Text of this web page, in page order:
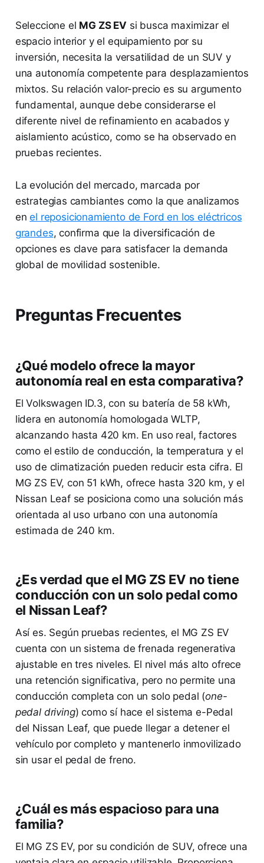
Seleccione el MG ZS EV si busca maximizar el
espacio interior y el equipamiento por su
inversión, necesita la versatilidad de un SUV y
una autonomía competente para desplazamientos
mixtos. Su relación valor-precio es su argumento
fundamental, aunque debe considerarse el
diferente nivel de refinamiento en acabados y
aislamiento acústico, como se ha observado en
pruebas recientes.
La evolución del mercado, marcada por
estrategias cambiantes como la que analizamos
enel reposicionamiento de Ford en los eléctricos
grandes, confirma que la diversificación de
opciones es clave para satisfacer la demanda
global de movilidad sostenible.
Preguntas Frecuentes
¿Qué modelo ofrece la mayor
autonomía real en esta comparativa?
El Volkswagen ID.3, con su batería de 58 kWh,
lidera en autonomía homologada WLTP,
alcanzando hasta 420 km. En uso real, factores
como el estilo de conducción, la temperatura y el
uso de climatización pueden reducir esta cifra. El
MG ZS EV, con 51 kWh, ofrece hasta 320 km, y el
Nissan Leaf se posiciona como una solución más
orientada al uso urbano con una autonomía
estimada de 240 km.
¿Es verdad que el MG ZS EV no tiene
conducción con un solo pedal como
el Nissan Leaf?
Así es. Según pruebas recientes, el MG ZS EV
cuenta con un sistema de frenada regenerativa
ajustable en tres niveles. El nivel más alto ofrece
una retención significativa, pero no permite una
conducción completa con un solo pedal (one-
pedal driving) como sí hace el sistema e-Pedal
del Nissan Leaf, que puede llegar a detener el
vehículo por completo y mantenerlo inmovilizado
sin usar el pedal de freno.
¿Cuál es más espacioso para una
familia?
El MG ZS EV, por su condición de SUV, ofrece una